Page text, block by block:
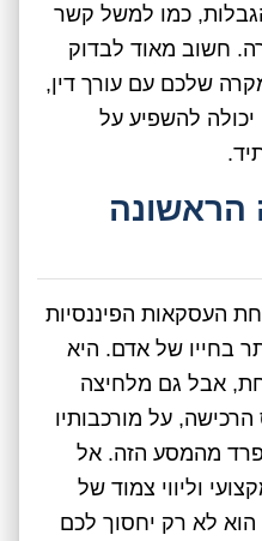
כמו למשל קשר
חשוב מאוד לבדוק
שלכם עם עורך דין,
להשפיע על
הראשונה
העסקאות הפיננסיות
בחייו של אדם. היא
אבל גם מלחיצה
על מורכבותיו
מהמסע הזה. אל
וליווי צמוד של
לא רק יחסוך לכם